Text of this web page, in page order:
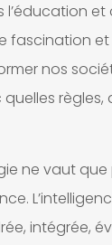
l’éducation et
fascination et
nos
règles,
ne vaut
intégrée,